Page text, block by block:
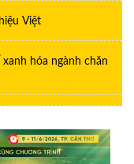
Việt
xanh hóa ngành chăn